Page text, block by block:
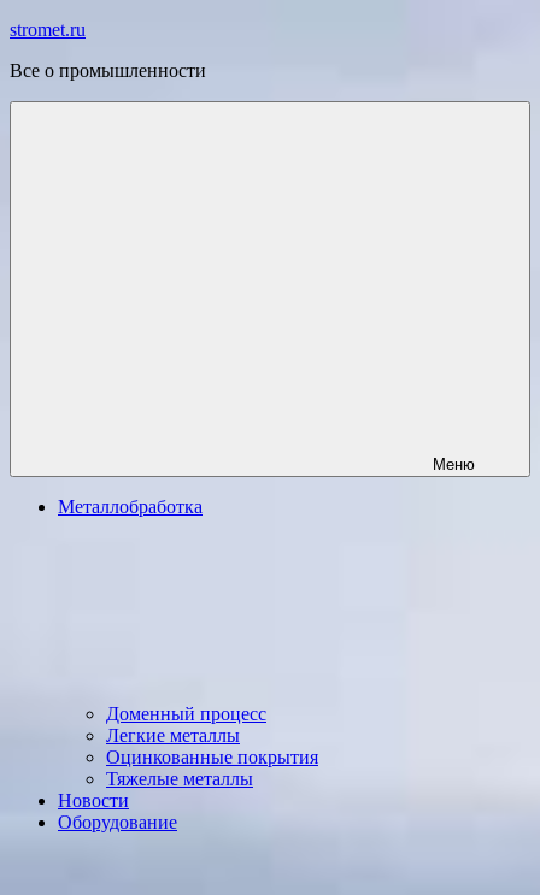
Перейти
содержимому
stromet.ru
Все о промышленности
Меню
Металлобработка
Доменный процесс
Легкие металлы
Оцинкованные покрытия
Тяжелые металлы
Новости
Оборудование